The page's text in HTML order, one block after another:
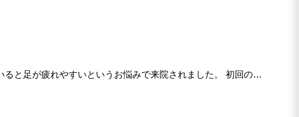
と足が疲れやすいというお悩みで来院されました。 初回の評